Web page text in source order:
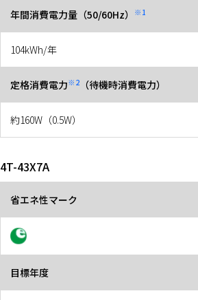
年間消費電力量（50/60Hz） ※1
104kWh/年
定格消費電力※2 （待機時消費電力）
約160W（0.5W）
4T-43X7A
省エネ性マーク
目標年度